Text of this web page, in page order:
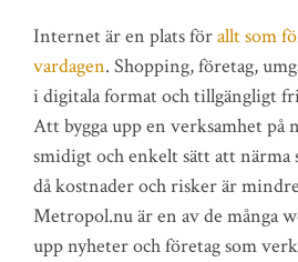
Internet är en plats förallt som
vardagen. Shopping, företag,
i digitala format och tillgängligt
Att bygga upp en verksamhet
smidigt och enkelt sätt att närma
då kostnader och risker är
Metropol.nu är en av de många
upp nyheter och företag som